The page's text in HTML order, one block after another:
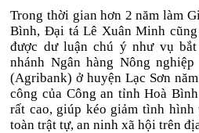
Trong thời gian hơn 2 năm làm
Bình, Đại tá Lê Xuân Minh
được dư luận chú ý như vụ
nhánh Ngân hàng Nông
(Agribank) ở huyện Lạc Sơn
công của Công an tỉnh Hoà
rất cao, giúp kéo giảm tình hình
toàn trật tự, an ninh xã hội trên